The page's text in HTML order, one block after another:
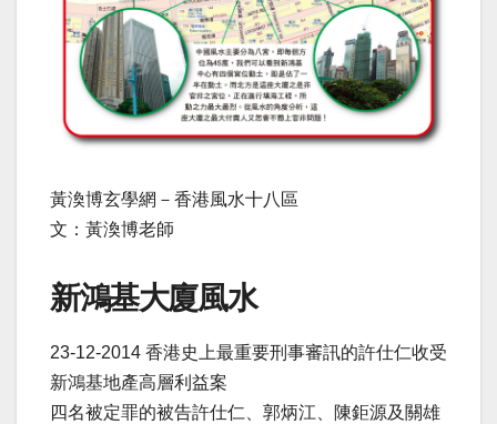
黃渙博玄學網－香港風水十八區
文：黃渙博老師
新鴻基大廈風水
23-12-2014 香港史上最重要刑事審訊的許仕仁收受
新鴻基地產高層利益案
四名被定罪的被告許仕仁、郭炳江、陳鉅源及關雄